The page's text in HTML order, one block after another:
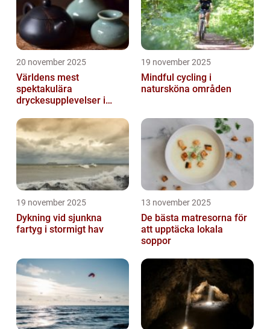
20 november 2025
Världens mest
spektakulära
dryckesupplevelser i
19 november 2025
Mindful cycling i
natursköna områden
19 november 2025
Dykning vid sjunkna
fartyg i stormigt hav
13 november 2025
De bästa matresorna för
att upptäcka lokala
soppor